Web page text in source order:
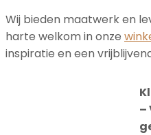
Wij bieden maatwerk en
harte welkom in onze
inspiratie en een
–